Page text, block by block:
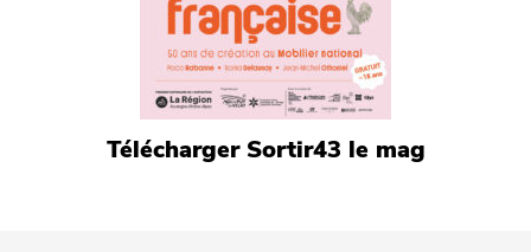
Télécharger Sortir43 le mag